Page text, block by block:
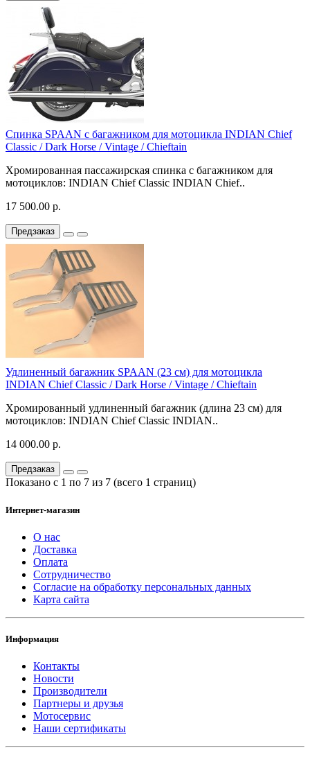
Спинка SPAAN с багажником для мотоцикла INDIAN Chief
Classic / Dark Horse / Vintage / Chieftain
Хромированная пассажирская спинка с багажником для
мотоциклов: INDIAN Chief Classic INDIAN Chief..
17 500.00 р.
Предзаказ
Удлиненный багажник SPAAN (23 см) для мотоцикла
INDIAN Chief Classic / Dark Horse / Vintage / Chieftain
Хромированный удлиненный багажник (длина 23 см) для
мотоциклов: INDIAN Chief Classic INDIAN..
14 000.00 р.
Предзаказ
Показано с 1 по 7 из 7 (всего 1 страниц)
Интернет-магазин
О нас
Доставка
Оплата
Сотрудничество
Согласие на обработку персональных данных
Карта сайта
Информация
Контакты
Новости
Производители
Партнеры и друзья
Мотосервис
Наши сертификаты